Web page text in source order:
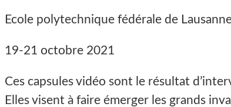
Ecole polytechnique fédérale de
19-21 octobre 2021
Ces capsules vidéo sont le résultat
Elles visent à faire émerger les grands